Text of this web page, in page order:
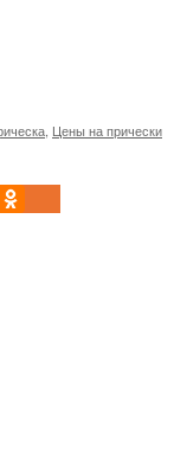
Цены на прически